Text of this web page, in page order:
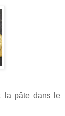
la pâte dans le